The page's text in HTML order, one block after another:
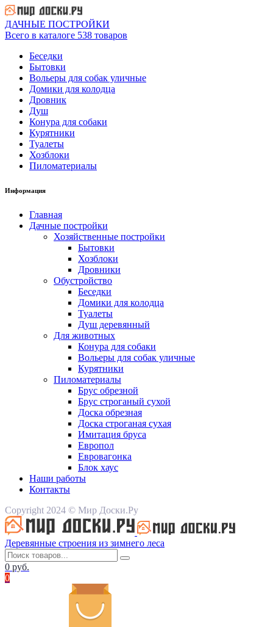
ДАЧНЫЕ ПОСТРОЙКИ
Всего в каталоге 538 товаров
Беседки
Бытовки
Вольеры для собак уличные
Домики для колодца
Дровник
Душ
Конура для собаки
Курятники
Туалеты
Хозблоки
Пиломатериалы
Информация
Главная
Дачные постройки
Хозяйственные постройки
Бытовки
Хозблоки
Дровники
Обустройство
Беседки
Домики для колодца
Туалеты
Душ деревянный
Для животных
Конура для собаки
Вольеры для собак уличные
Курятники
Пиломатериалы
Брус обрезной
Брус строганый сухой
Доска обрезная
Доска строганая сухая
Имитация бруса
Европол
Евровагонка
Блок хаус
Наши работы
Контакты
Copyright 2024 © Мир Доски.Ру
Деревянные строения из зимнего леса
0 руб.
0